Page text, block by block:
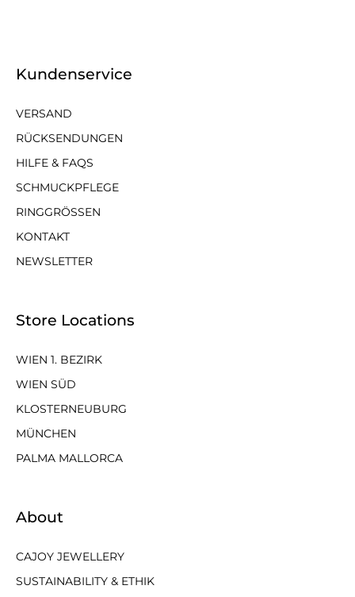
Kundenservice
VERSAND
RÜCKSENDUNGEN
HILFE & FAQS
SCHMUCKPFLEGE
RINGGRÖSSEN
KONTAKT
NEWSLETTER
Store Locations
WIEN 1. BEZIRK
WIEN SÜD
KLOSTERNEUBURG
MÜNCHEN
PALMA MALLORCA
About
CAJOY JEWELLERY
SUSTAINABILITY & ETHIK